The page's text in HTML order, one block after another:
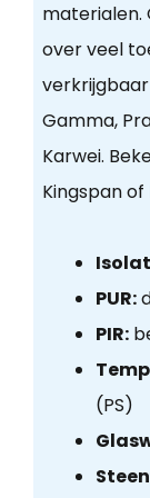
materialen.
over veel
Gamma,
Karwei.
Kingspan of
PUR:
PIR:
(PS)